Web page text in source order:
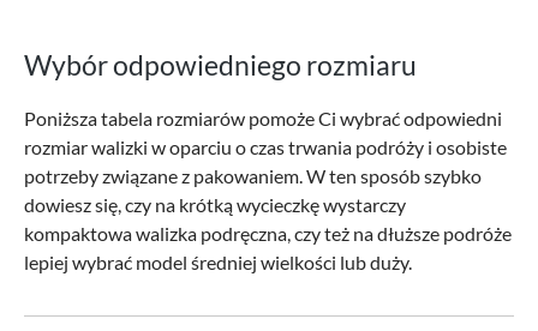
Wybór odpowiedniego rozmiaru
Poniższa tabela rozmiarów pomoże Ci wybrać odpowiedni
rozmiar walizki w oparciu o czas trwania podróży i osobiste
potrzeby związane z pakowaniem. W ten sposób szybko
dowiesz się, czy na krótką wycieczkę wystarczy
kompaktowa walizka podręczna, czy też na dłuższe podróże
lepiej wybrać model średniej wielkości lub duży.